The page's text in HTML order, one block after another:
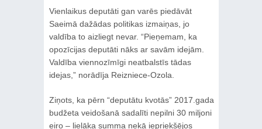
Vienlaikus deputāti gan varēs piedāvāt
Saeimā dažādas politikas izmaiņas, jo
valdība to aizliegt nevar. “Pieņemam, ka
opozīcijas deputāti nāks ar savām idejām.
Valdība viennozīmīgi neatbalstīs tādas
idejas,” norādīja Reizniece-Ozola.
Ziņots, ka pērn “deputātu kvotās” 2017.gada
budžeta veidošanā sadalīti nepilni 30 miljoni
eiro – lielāka summa nekā iepriekšējos